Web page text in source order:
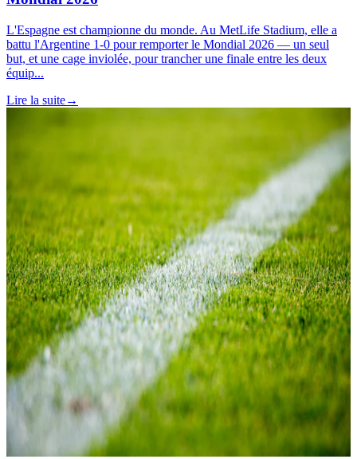
L'Espagne est championne du monde. Au MetLife Stadium, elle a
battu l'Argentine 1-0 pour remporter le Mondial 2026 — un seul
but, et une cage inviolée, pour trancher une finale entre les deux
équip...
Lire la suite→